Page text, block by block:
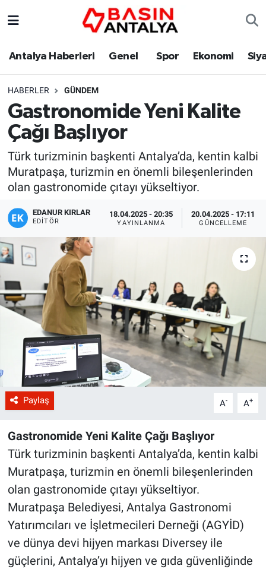
Antalya Haberleri Genel Spor Ekonomi
HABERLER GÜNDEM
Gastronomide Yeni Kalite
Çağı Başlıyor
Türk turizminin başkenti Antalya’da, kentin kalbi
Muratpaşa, turizmin en önemli bileşenlerinden
olan gastronomide çıtayı yükseltiyor.
EDANUR KIRLAR
EDITÖR
18.04.2025 - 20:35
YAYINLANMA
20.04.2025 - 17:11
GÜNCELLEME
Paylaş A- A+
Gastronomide Yeni Kalite Çağı Başlıyor
Türk turizminin başkenti Antalya’da, kentin kalbi
Muratpaşa, turizmin en önemli bileşenlerinden
olan gastronomide çıtayı yükseltiyor.
Muratpaşa Belediyesi, Antalya Gastronomi
Yatırımcıları ve İşletmecileri Derneği (AGYİD)
ve dünya devi hijyen markası Diversey ile
güçlerini, Antalya’yı hijyen ve gıda güvenliğinde